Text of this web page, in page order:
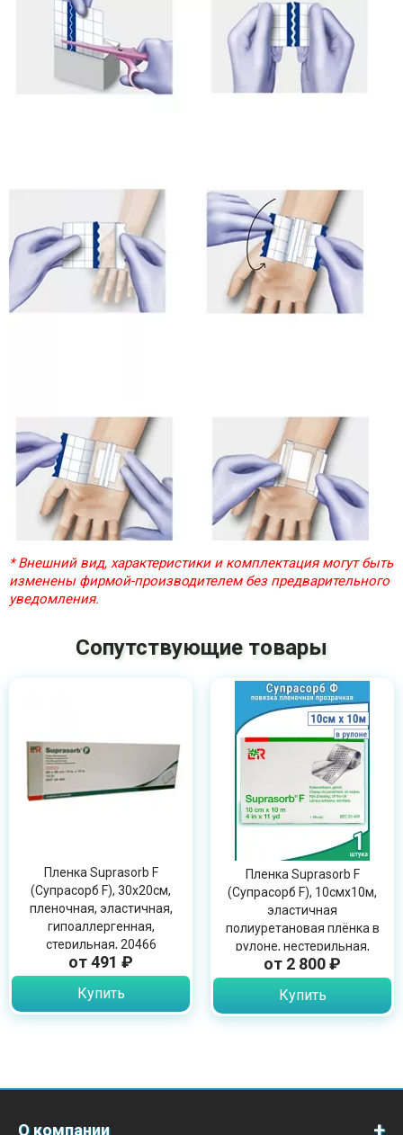
* Внешний вид, характеристики и комплектация могут быть
изменены фирмой-производителем без предварительного
уведомления.
Сопутствующие товары
Пленка Suprasorb F
(Супрасорб F), 30х20см,
пленочная, эластичная,
гипоаллергенная,
стерильная, 20466
от 491 ₽
Купить
Пленка Suprasorb F
(Супрасорб F), 10смх10м,
эластичная
полиуретановая плёнка в
рулоне, нестерильная,
20468
от 2 800 ₽
Купить
О компании